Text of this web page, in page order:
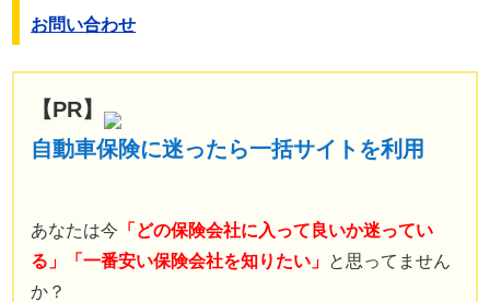
代理店に勤める前は
ペーパードライバー。
保険業界に入るまで
自動車保険の知識は全くなかった。
現在では年間７００件以上の
年間３００件以上の
自動車事故の対応を行う。
自動車事故の場合には
お問い合わせ
【PR】
自動車保険に迷ったら一括サイトを利用
あなたは今 「どの保険会社に入って良いか迷ってい
る」「一番安い保険会社を知りたい」 と思ってません
か？